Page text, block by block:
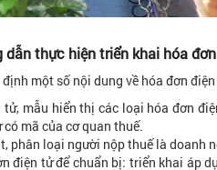
dẫn thực hiện triển khai hóa
một số nội dung về hóa đơn
mẫu hiển thị các loại hóa đơn
mã của cơ quan thuế.
phân loại người nộp thuế là doanh
điện tử để chuẩn bị: triển khai áp